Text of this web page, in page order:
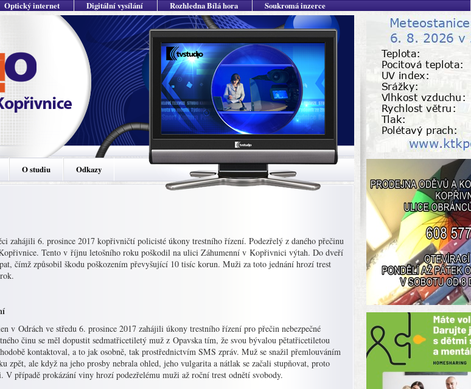
Optický internet Digitální vysílání Rozhledna Bílá hora Soukromá inzerce
O studiu Odkazy
zahájili 6. prosince 2017 kopřivničtí policisté úkony trestního řízení. Podezřelý z daného přečinu
Tento v říjnu letošního roku poškodil na ulici Záhumenní v Kopřivnici výtah. Do dveří
čímž způsobil škodu poškozením převyšující 10 tisíc korun. Muži za toto jednání hrozí trest
v Odrách ve středu 6. prosince 2017 zahájili úkony trestního řízení pro přečin nebezpečné
činu se měl dopustit sedmatřicetiletý muž z Opavska tím, že svou bývalou pětatřicetiletou
kontaktoval, a to jak osobně, tak prostřednictvím SMS zpráv. Muž se snažil přemlouváním
zpět, ale když na jeho prosby nebrala ohled, jeho vulgarita a nátlak se začali stupňovat, proto
V případě prokázání viny hrozí podezřelému muži až roční trest odnětí svobody.